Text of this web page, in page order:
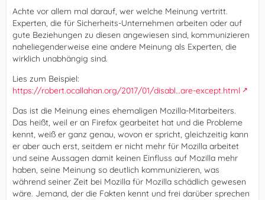
Achte vor allem mal darauf, wer welche Meinung vertritt.
Experten, die für Sicherheits-Unternehmen arbeiten oder auf
gute Beziehungen zu diesen angewiesen sind, kommunizieren
naheliegenderweise eine andere Meinung als Experten, die
wirklich unabhängig sind.
Lies zum Beispiel:
https://robert.ocallahan.org/2017/01/disabl…are-except.html
Das ist die Meinung eines ehemaligen Mozilla-Mitarbeiters.
Das heißt, weil er an Firefox gearbeitet hat und die Probleme
kennt, weiß er ganz genau, wovon er spricht, gleichzeitig kann
er aber auch erst, seitdem er nicht mehr für Mozilla arbeitet
und seine Aussagen damit keinen Einfluss auf Mozilla mehr
haben, seine Meinung so deutlich kommunizieren, was
während seiner Zeit bei Mozilla für Mozilla schädlich gewesen
wäre. Jemand, der die Fakten kennt und frei darüber sprechen